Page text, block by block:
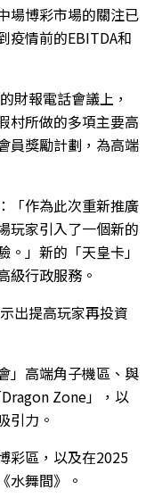
場博彩市場的關注已
疫情前的EBITDA和
財報電話會議上，
村所做的多項主要高
員獎勵計劃，為高端
「作為此次重新推廣
玩家引入了一個新的
」新的「天皇卡」
級行政服務。
出提高玩家再投資
」高端角子機區、與
Dragon Zone」，以
引力。
彩區，以及在2025
水舞間》。